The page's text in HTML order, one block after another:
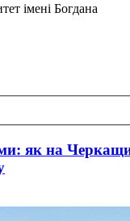
імені Богдана
як на